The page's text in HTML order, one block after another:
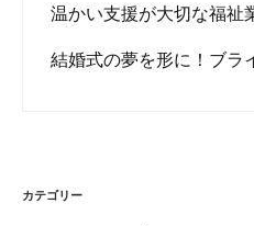
温かい支援が大切な福祉
結婚式の夢を形に！ブラ
カテゴリー